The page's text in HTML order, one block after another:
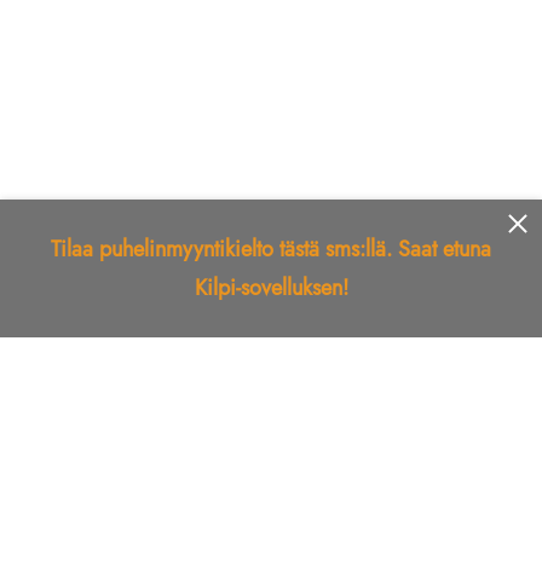
Tilaa puhelinmyyntikielto tästä sms:llä. Saat etuna
Kilpi-sovelluksen!